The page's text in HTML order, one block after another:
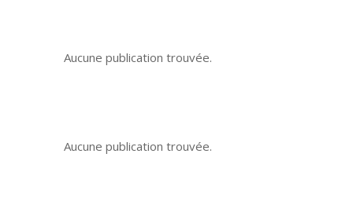
Aucune publication trouvée.
Aucune publication trouvée.